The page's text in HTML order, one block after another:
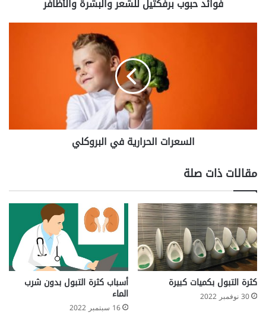
فوائد حبوب برفكتيل للشعر والبشرة والأظافر
السعرات الحرارية في البروكلي
مقالات ذات صلة
كثرة التبول بكميات كبيرة
30 نوفمبر 2022
أسباب كثرة التبول بدون شرب
الماء
16 سبتمبر 2022